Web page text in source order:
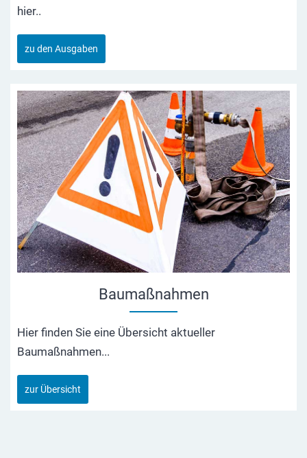
hier..
zu den Ausgaben
Baumaßnahmen
Hier finden Sie eine Übersicht aktueller
Baumaßnahmen...
zur Übersicht